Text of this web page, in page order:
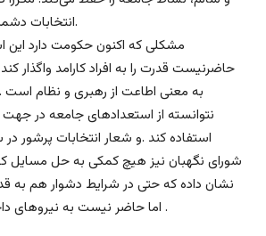
انتخابات دشمن را مایوس کرده است.
مشکلی که اکنون حکومت دارد این
حاضرنیست قدرت را به افراد کارامد واگذار
به معنی اطاعت از رهبری و نظام
نتوانسته از استعدادهای جامعه در
استفاده کند .و شعار انتخابات پرشور
شورای نگهبان نیز هیچ کمکی به حل مسایل
نشان داده که حتی در شرایط دشوار هم به
اما حاضر نیست به نیروهای داخلی امتیازی واگذار کند .